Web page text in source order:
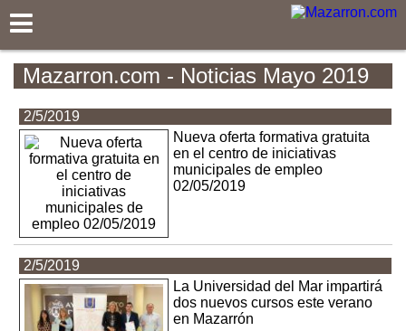
Mazarron.com - Noticias Mayo 2019
2/5/2019
Nueva oferta formativa gratuita
en el centro de iniciativas
municipales de empleo
02/05/2019
2/5/2019
La Universidad del Mar impartirá
dos nuevos cursos este verano
en Mazarrón